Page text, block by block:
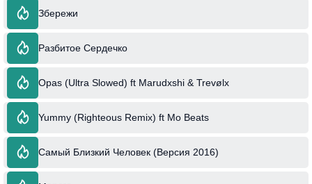
Збережи
Разбитое Сердечко
Opas (Ultra Slowed) ft Marudxshi & Trevølx
Yummy (Righteous Remix) ft Mo Beats
Самый Близкий Человек (Версия 2016)